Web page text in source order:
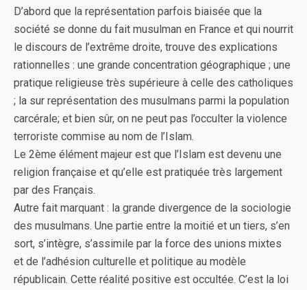
D’abord que la représentation parfois biaisée que la
société se donne du fait musulman en France et qui nourrit
le discours de l’extrême droite, trouve des explications
rationnelles : une grande concentration géographique ; une
pratique religieuse très supérieure à celle des catholiques
; la sur représentation des musulmans parmi la population
carcérale; et bien sûr, on ne peut pas l’occulter la violence
terroriste commise au nom de l’Islam.
Le 2ème élément majeur est que l’Islam est devenu une
religion française et qu’elle est pratiquée très largement
par des Français.
Autre fait marquant : la grande divergence de la sociologie
des musulmans. Une partie entre la moitié et un tiers, s’en
sort, s’intègre, s’assimile par la force des unions mixtes
et de l’adhésion culturelle et politique au modèle
républicain. Cette réalité positive est occultée. C’est la loi